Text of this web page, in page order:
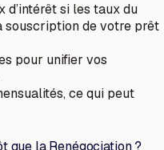
d’intérêt si les taux du
souscription de votre prêt
pour unifier vos
ce qui peut
que la Renégociation ?